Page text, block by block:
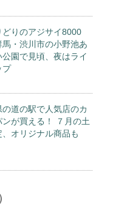
どりのアジサイ8000
・渋川市の小野池あ
公園で見頃、夜はライ
プ
の道の駅で人気店のカ
ンが買える！ ７月の土
、オリジナル商品も